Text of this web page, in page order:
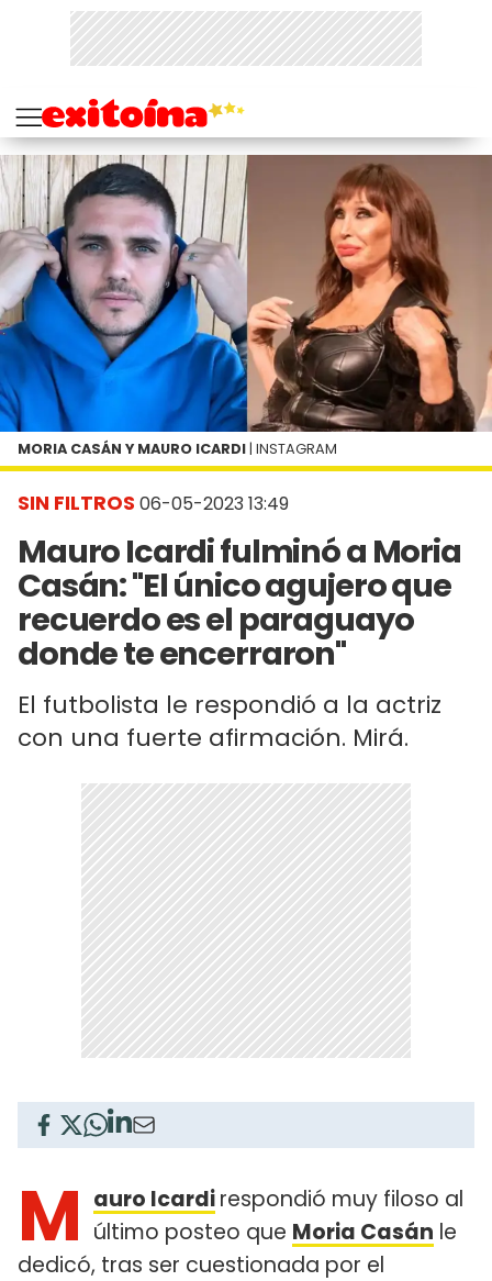
SIN FILTROS 06-05-2023 13:49
Mauro Icardi fulminó a Moria
Casán: "El único agujero que
recuerdo es el paraguayo
donde te encerraron"
El futbolista le respondió a la actriz
con una fuerte afirmación. Mirá.
MORIA CASÁN Y MAURO ICARDI | INSTAGRAM
M auro Icardirespondió muy filoso al
último posteo que Moria Casán le
dedicó, tras ser cuestionada por el